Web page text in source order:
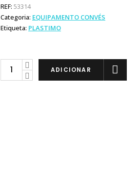
REF: 53314
Categoria: EQUIPAMENTO CONVÉS
Etiqueta: PLASTIMO
Plastimo
ADICIONAR